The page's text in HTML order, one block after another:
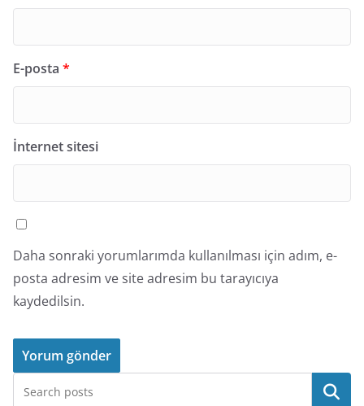
E-posta *
İnternet sitesi
Daha sonraki yorumlarımda kullanılması için adım, e-
posta adresim ve site adresim bu tarayıcıya
kaydedilsin.
Ara